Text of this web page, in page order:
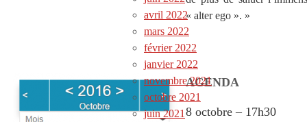
« alter ego ». »
AGENDA
8 octobre – 17h30
avril 2022
mars 2022
février 2022
janvier 2022
novembre 2021
octobre 2021
juin 2021